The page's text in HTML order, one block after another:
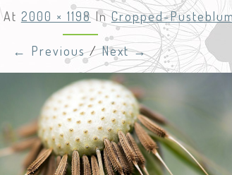
At 2000 × 1198InCropped-
← Previous/Next →